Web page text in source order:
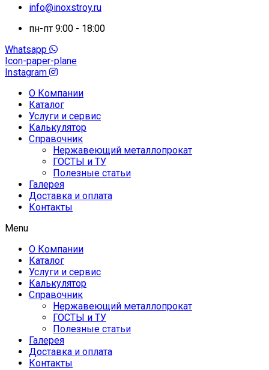
info@inoxstroy.ru
пн-пт 9:00 - 18:00
Whatsapp
Icon-paper-plane
Instagram
О Компании
Каталог
Услуги и сервис
Калькулятор
Справочник
Нержавеющий металлопрокат
ГОСТЫ и ТУ
Полезные статьи
Галерея
Доставка и оплата
Контакты
Menu
О Компании
Каталог
Услуги и сервис
Калькулятор
Справочник
Нержавеющий металлопрокат
ГОСТЫ и ТУ
Полезные статьи
Галерея
Доставка и оплата
Контакты